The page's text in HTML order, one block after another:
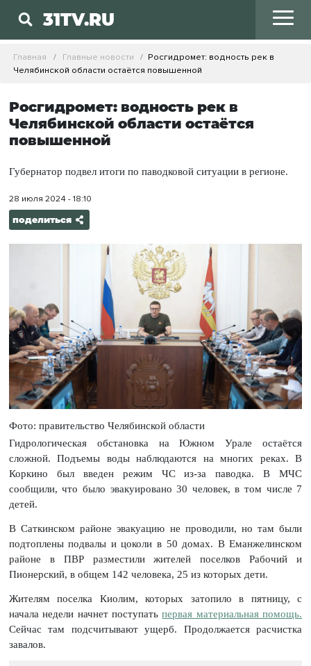
31TV.RU
Главная Главные новости
Росгидромет: водность рек в
Челябинской области остаётся повышенной
Росгидромет: водность рек в
Челябинской области остаётся
повышенной
Губернатор подвел итоги по паводковой ситуации в регионе.
28 июля 2024 - 18:10
поделиться
Фото: правительство Челябинской области
Гидрологическая обстановка на Южном Урале остаётся
сложной. Подъемы воды наблюдаются на многих реках. В
Коркино был введен режим ЧС из-за паводка. В МЧС
сообщили, что было эвакуировано 30 человек, в том числе 7
детей.
В Саткинском районе эвакуацию не проводили, но там были
подтоплены подвалы и цоколи в 50 домах. В Еманжелинском
районе в ПВР разместили жителей поселков Рабочий и
Пионерский, в общем 142 человека, 25 из которых дети.
Жителям поселка Киолим, которых затопило в пятницу, с
начала недели начнет поступатьпервая материальная помощь.
Сейчас там подсчитывают ущерб. Продолжается расчистка
завалов.